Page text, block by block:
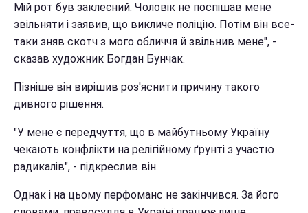
Мій рот був заклеєний. Чоловік не поспішав мене
звільняти і заявив, що викличе поліцію. Потім він все-
таки зняв скотч з мого обличчя й звільнив мене", -
сказав художник Богдан Бунчак.
Пізніше він вирішив роз'яснити причину такого
дивного рішення.
"У мене є передчуття, що в майбутньому Україну
чекають конфлікти на релігійному ґрунті з участю
радикалів", - підкреслив він.
Однак і на цьому перфоманс не закінчився. За його